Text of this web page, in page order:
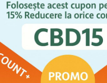
pentru somn:
pe
o odihnă
Ulei CBDOn 24/03/2023